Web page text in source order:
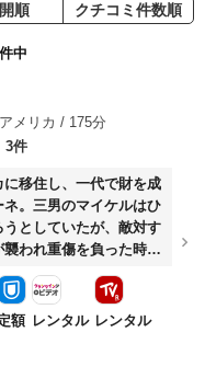
順 クチコミ件数順
中
メリカ / 175分
3件
移住し、一代で財を成
。三男のマイケルはひ
としていたが、敵対す
われ重傷を負った時、
してニューヨークは抗
……。
額 レンタル レンタル